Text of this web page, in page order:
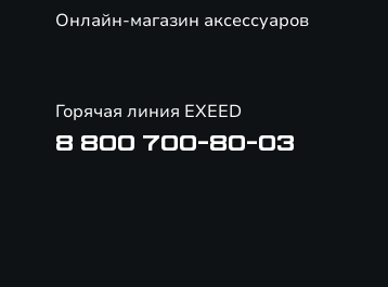
Онлайн-магазин аксессуаров
Горячая линия EXEED
8 800 700-80-03